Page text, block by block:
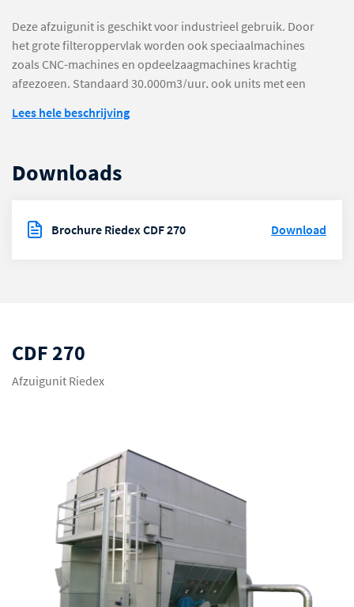
Deze afzuigunit is geschikt voor industrieel gebruik. Door
het grote filteroppervlak worden ook speciaalmachines
zoals CNC-machines en opdeelzaagmachines krachtig
afgezogen. Standaard 30.000m3/uur, ook units met een
fluisterstil, hoge zuigkracht door HR-ventilator en
Lees hele beschrijving
Downloads
Brochure Riedex CDF 270 Download
CDF 270
Afzuigunit Riedex